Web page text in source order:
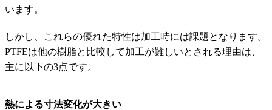
います。
しかし、これらの優れた特性は加工時には課題となります。
PTFEは他の樹脂と比較して加工が難しいとされる理由は、
主に以下の3点です。
熱による寸法変化が大きい